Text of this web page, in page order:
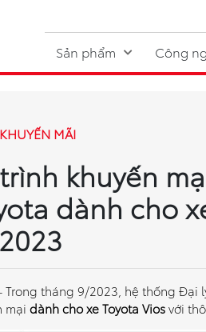
Sản phẩm
Công
KHUYẾN MÃI
khuyến
dành cho
Trong tháng 9/2023, hệ thống Đại
mại dành cho xe Toyota Viosvới